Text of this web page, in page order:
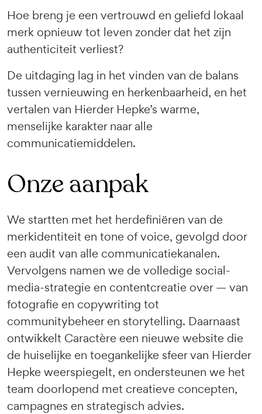
Hoe breng je een vertrouwd en geliefd lokaal
merk opnieuw tot leven zonder dat het zijn
authenticiteit verliest?
De uitdaging lag in het vinden van de balans
tussen vernieuwing en herkenbaarheid, en het
vertalen van Hierder Hepke’s warme,
menselijke karakter naar alle
communicatiemiddelen.
Onze aanpak
We startten met het herdefiniëren van de
merkidentiteit en tone of voice, gevolgd door
een audit van alle communicatiekanalen.
Vervolgens namen we de volledige social-
media-strategie en contentcreatie over — van
fotografie en copywriting tot
communitybeheer en storytelling. Daarnaast
ontwikkelt Caractère een nieuwe website die
de huiselijke en toegankelijke sfeer van Hierder
Hepke weerspiegelt, en ondersteunen we het
team doorlopend met creatieve concepten,
campagnes en strategisch advies.